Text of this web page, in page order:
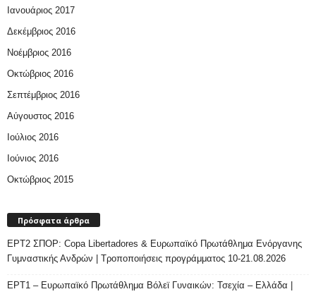
Ιανουάριος 2017
Δεκέμβριος 2016
Νοέμβριος 2016
Οκτώβριος 2016
Σεπτέμβριος 2016
Αύγουστος 2016
Ιούλιος 2016
Ιούνιος 2016
Οκτώβριος 2015
Πρόσφατα άρθρα
ΕΡΤ2 ΣΠΟΡ: Copa Libertadores & Ευρωπαϊκό Πρωτάθλημα Ενόργανης
Γυμναστικής Ανδρών | Τροποποιήσεις προγράμματος 10-21.08.2026
ΕΡΤ1 – Ευρωπαϊκό Πρωτάθλημα Βόλεϊ Γυναικών: Τσεχία – Ελλάδα |